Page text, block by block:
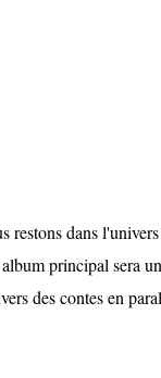
restons dans
principal sera
des contes en